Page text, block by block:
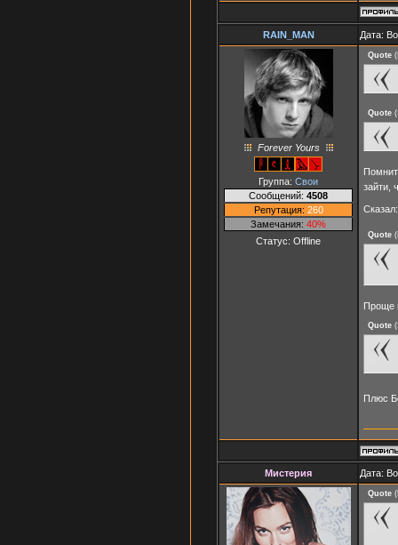
RAIN_MAN Дата:
Forever Yours
Группа: Свои
Сообщений: 4508
Репутация: 260
Замечания: 40%
Статус: Offline
Quote (
Quote (
зайти,
Quote (
Проще
Quote (
Плюс
Мистерия Дата:
Quote (